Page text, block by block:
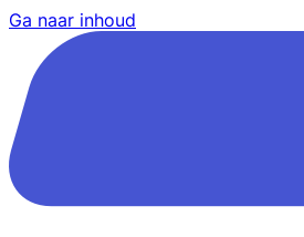
Ga naar inhoud